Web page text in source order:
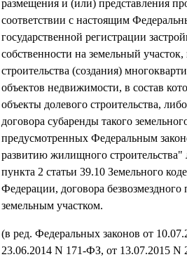
размещения и (или) представления
соответствии с настоящим
государственной регистрации
собственности на земельный
строительства (создания)
объектов недвижимости, в состав
объекты долевого строительства,
договора субаренды такого
предусмотренных Федеральным
развитию жилищного
пункта 2 статьи 39.10 Земельного
Федерации, договора безвозмездного
земельным участком.
(в ред. Федеральных законов от
23.06.2014 N 171-ФЗ, от 13.07.2015 N